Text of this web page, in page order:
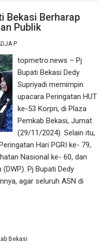
Bekasi Berharap
Publik
P
topmetro.news – Pj
Bupati Bekasi Dedy
Supriyadi memimpin
upacara Peringatan HUT
ke-53 Korpri, di Plaza
Pemkab Bekasi, Jumat
(29/11/2024). Selain itu,
Hari PGRI ke- 79,
Nasional ke- 60, dan
Pj Bupati Dedy
agar seluruh ASN di
Bekasi